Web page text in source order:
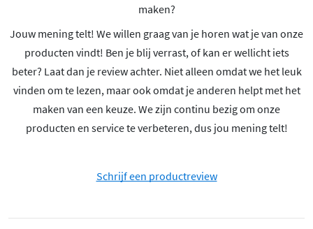
maken?
Jouw mening telt! We willen graag van je horen wat je van onze
producten vindt! Ben je blij verrast, of kan er wellicht iets
beter? Laat dan je review achter. Niet alleen omdat we het leuk
vinden om te lezen, maar ook omdat je anderen helpt met het
maken van een keuze. We zijn continu bezig om onze
producten en service te verbeteren, dus jou mening telt!
Schrijf een productreview